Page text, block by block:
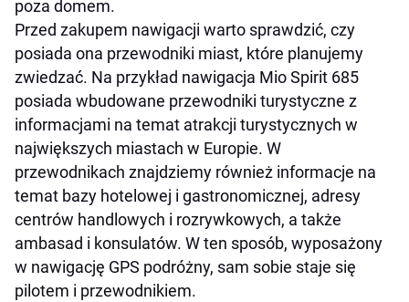
poza domem.
Przed zakupem nawigacji warto sprawdzić, czy
posiada ona przewodniki miast, które planujemy
zwiedzać. Na przykład nawigacja Mio Spirit 685
posiada wbudowane przewodniki turystyczne z
informacjami na temat atrakcji turystycznych w
największych miastach w Europie. W
przewodnikach znajdziemy również informacje na
temat bazy hotelowej i gastronomicznej, adresy
centrów handlowych i rozrywkowych, a także
ambasad i konsulatów. W ten sposób, wyposażony
w nawigację GPS podróżny, sam sobie staje się
pilotem i przewodnikiem.